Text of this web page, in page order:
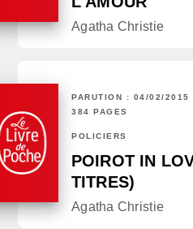
Agatha Christie
PARUTION : 04/02/2015
384 PAGES
POLICIERS
POIROT IN
TITRES)
Agatha Christie